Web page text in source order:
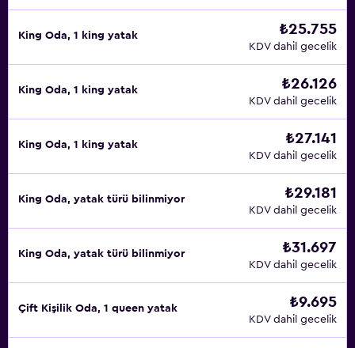
King Oda, 1 king yatak ₺25.755
KDV dahil gecelik
King Oda, 1 king yatak ₺26.126
KDV dahil gecelik
King Oda, 1 king yatak ₺27.141
KDV dahil gecelik
King Oda, yatak türü bilinmiyor ₺29.181
KDV dahil gecelik
King Oda, yatak türü bilinmiyor ₺31.697
KDV dahil gecelik
Çift ​Kişilik Oda, 1 queen yatak ₺9.695
KDV dahil gecelik